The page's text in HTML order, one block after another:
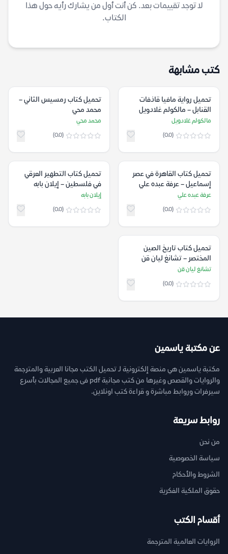
لا توجد تقييمات بعد. كن أنت أول من يشارك رأيه حول هذا
الكتاب.
كتب مشابهة
تحميل رواية مافيا قاذفات
القنابل – مالكولم غلادويل
مالكولم غلادويل
(0.0)
تحميل كتاب رمسيس الثاني –
محمد محي
محمد محي
(0.0)
تحميل كتاب القاهرة في عصر
إسماعيل – عرفة عبده علي
عرفة عبده علي
(0.0)
تحميل كتاب التطهير العرقي
في فلسطين – إيلان بابه
إيلان بابه
(0.0)
تحميل كتاب تاريخ الصين
المختصر – تشانغ ليان قن
تشانغ ليان قن
(0.0)
عن مكتبة ياسمين
مكتبة ياسمين هي منصة إلكترونية لـ تحميل الكتب مجانا العربية والمترجمة
والروايات والقصص وغيرها من كتب مجانية pdf فى جميع المجالات بأسرع
سيرفرات وروابط مباشرة و قراءة كتب اونلاين.
روابط سريعة
من نحن
سياسة الخصوصية
الشروط والأحكام
حقوق الملكية الفكرية
أقسام الكتب
الروايات العالمية المترجمة